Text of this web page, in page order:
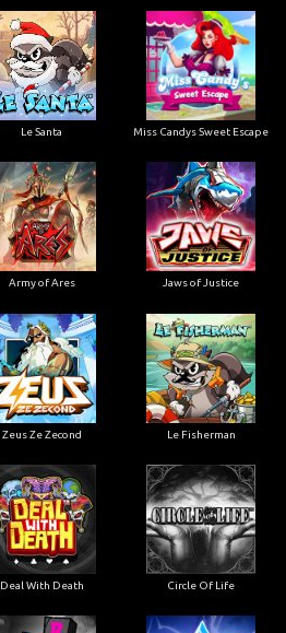
Le Santa Miss Candys Sweet Escape
Army of Ares Jaws of Justice
Zeus Ze Zecond Le Fisherman
Deal With Death Circle Of Life